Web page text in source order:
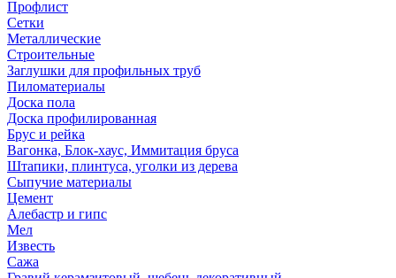
Профлист
Сетки
Металлические
Строительные
Заглушки для профильных труб
Пиломатериалы
Доска пола
Доска профилированная
Брус и рейка
Вагонка, Блок-хаус, Иммитация бруса
Штапики, плинтуса, уголки из дерева
Сыпучие материалы
Цемент
Алебастр и гипс
Мел
Известь
Сажа